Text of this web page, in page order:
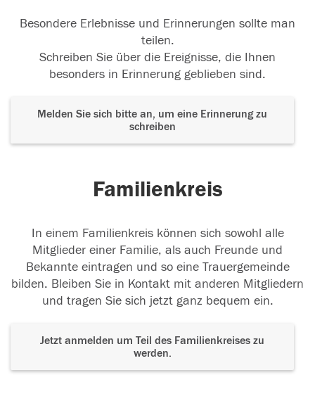
Besondere Erlebnisse und Erinnerungen sollte man
teilen.
Schreiben Sie über die Ereignisse, die Ihnen
besonders in Erinnerung geblieben sind.
Melden Sie sich bitte an, um eine Erinnerung zu
schreiben
Familienkreis
In einem Familienkreis können sich sowohl alle
Mitglieder einer Familie, als auch Freunde und
Bekannte eintragen und so eine Trauergemeinde
bilden. Bleiben Sie in Kontakt mit anderen Mitgliedern
und tragen Sie sich jetzt ganz bequem ein.
Jetzt anmelden um Teil des Familienkreises zu
werden.